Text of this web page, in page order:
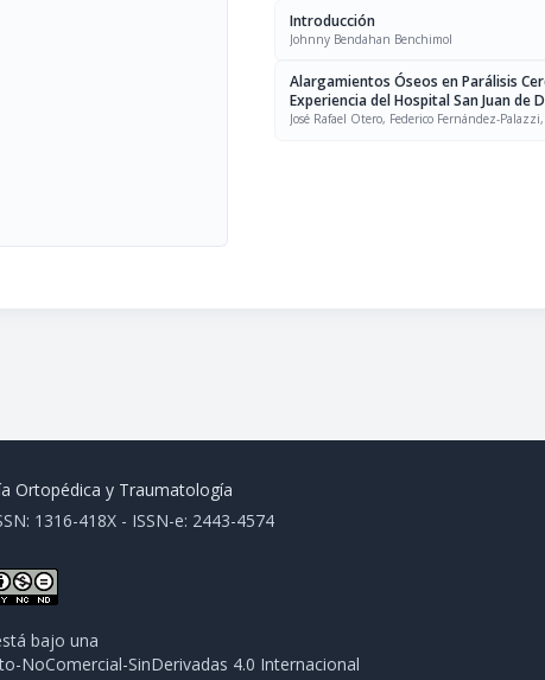
Introducción
Johnny Bendahan Benchimol
Alargamientos Óseos en Parálisis
Experiencia del Hospital San Juan de
José Rafael Otero, Federico Fernández-
Ortopédica y Traumatología
1316-418X - ISSN-e: 2443-4574
bajo una
NoComercial-SinDerivadas 4.0 Internacional